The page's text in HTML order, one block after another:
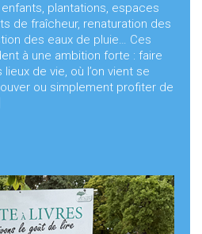
plantations, espaces
de fraîcheur, renaturation des
des eaux de pluie… Ces
à une ambition forte : faire
de vie, où l’on vient se
ou simplement profiter de